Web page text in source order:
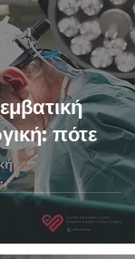
πότε